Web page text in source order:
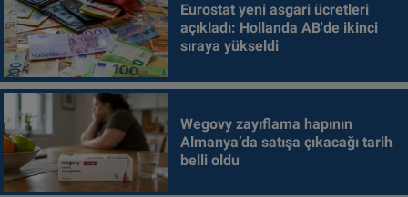
Eurostat yeni asgari ücretleri
açıkladı: Hollanda AB'de ikinci
sıraya yükseldi
Wegovy zayıflama hapının
Almanya’da satışa çıkacağı tarih
belli oldu